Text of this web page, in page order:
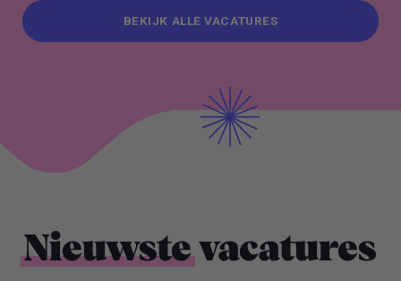
BEKIJK ALLE VACATURES
Nieuwstevacatures